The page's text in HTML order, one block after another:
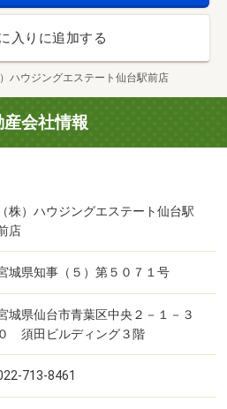
入りに追加する
）ハウジングエステート仙台駅前店
産会社情報
（株）ハウジングエステート仙台駅
店
城県知事（５）第５０７１号
城県仙台市青葉区中央２－１－３
０ 須田ビルディング３階
713-8461